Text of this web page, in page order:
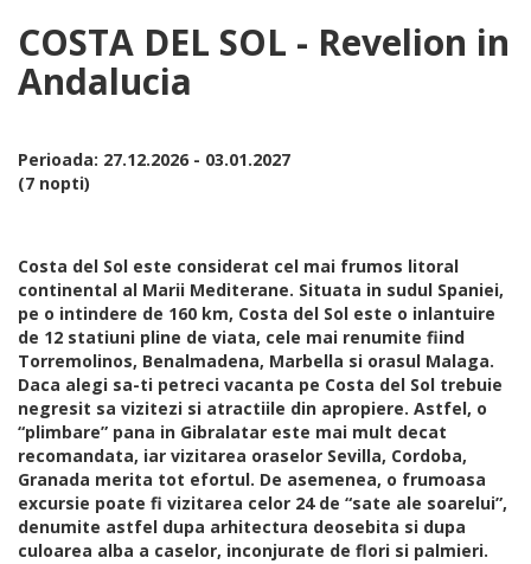
COSTA DEL SOL - Revelion in
Andalucia
Perioada: 27.12.2026 - 03.01.2027
(7 nopti)
Costa del Sol este considerat cel mai frumos litoral
continental al Marii Mediterane. Situata in sudul Spaniei,
pe o intindere de 160 km, Costa del Sol este o inlantuire
de 12 statiuni pline de viata, cele mai renumite fiind
Torremolinos, Benalmadena, Marbella si orasul Malaga.
Daca alegi sa-ti petreci vacanta pe Costa del Sol trebuie
negresit sa vizitezi si atractiile din apropiere. Astfel, o
“plimbare” pana in Gibralatar este mai mult decat
recomandata, iar vizitarea oraselor Sevilla, Cordoba,
Granada merita tot efortul. De asemenea, o frumoasa
excursie poate fi vizitarea celor 24 de “sate ale soarelui”,
denumite astfel dupa arhitectura deosebita si dupa
culoarea alba a caselor, inconjurate de flori si palmieri.